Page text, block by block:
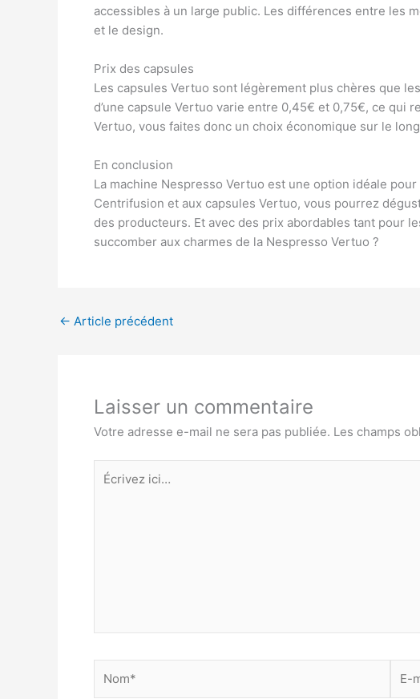
accessibles à un large public. Les différences entre les
et le design.
Prix des capsules
Les capsules Vertuo sont légèrement plus chères que
d’une capsule Vertuo varie entre 0,45€ et 0,75€, ce qui
Vertuo, vous faites donc un choix économique sur le
En conclusion
La machine Nespresso Vertuo est une option idéale
Centrifusion et aux capsules Vertuo, vous pourrez
des producteurs. Et avec des prix abordables tant pour
succomber aux charmes de la Nespresso Vertuo ?
← Article précédent
Laisser un commentaire
Votre adresse e-mail ne sera pas publiée. Les champs
Écrivez
ici…
mail*